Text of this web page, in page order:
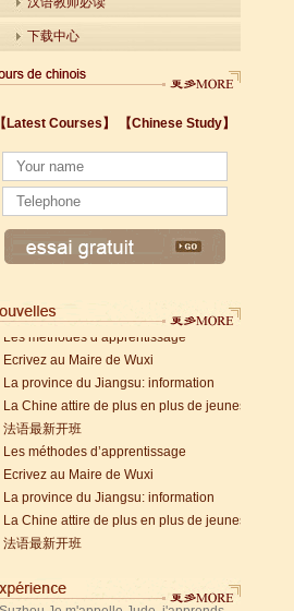
下载中心
【Latest Courses】 【Chinese Study】
Les méthodes d’apprentissage
Ecrivez au Maire de Wuxi
La province du Jiangsu: information
La Chine attire de plus en plus de jeunes Français
法语最新开班
Les méthodes d’apprentissage
Ecrivez au Maire de Wuxi
La province du Jiangsu: information
La Chine attire de plus en plus de jeunes Français
法语最新开班
Jude, étudiant de Mandarin
Edu de Suzhou
Jude, étudiant de Mandarin Edu de
Suzhou Je m'appelle Jude, j'apprends
le Mandarin à Suzhou Mandarin Sch...